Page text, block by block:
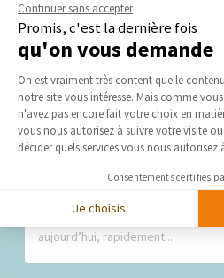
Nos derniers
De l’intérêt de prendre un
Se lancer dans un projet de
aujourd’hui, rapidement...
Continuer sans accepter
Promis, c'est la dernière fois
qu'on vous demande
Plateforme de
On est vraiment très content que le
notre site vous intéresse. Mais comme vous
n'avez pas encore fait votre choix en
vous nous autorisez à suivre votre visite
décider quels services vous nous autorisez
Consentements certifiés
Je choisis
Axeptio